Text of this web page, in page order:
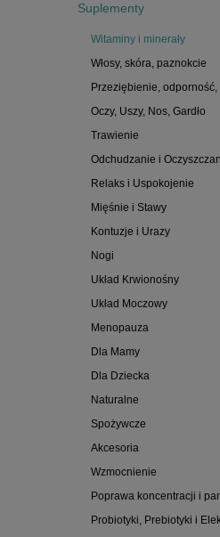
Suplementy
Witaminy i minerały
Włosy, skóra, paznokcie
Przeziębienie,
Oczy, Uszy, Nos, Gardło
Trawienie
Odchudzanie i
Relaks i Uspokojenie
Mięśnie i Stawy
Kontuzje i Urazy
Nogi
Układ Krwionośny
Układ Moczowy
Menopauza
Dla Mamy
Dla Dziecka
Naturalne
Spożywcze
Akcesoria
Wzmocnienie
Poprawa koncentracji i
Probiotyki, Prebiotyki i